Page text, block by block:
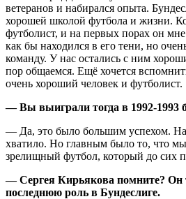
ветеранов и набирался опыта.
хорошей школой футбола и жизни.
футболист, и на первых порах он
как бы находился в его тени, но
команду. У нас остались с ним
пор общаемся. Ещё хочется
очень хороший человек и футболист.
— Вы выиграли тогда в 1992-1993
— Да, это было большим успехом. На
хватило. Но главным было то, что
зрелищный футбол, который до сих
— Сергея Кирьякова помните? Он
последнюю роль в Бундеслиге.